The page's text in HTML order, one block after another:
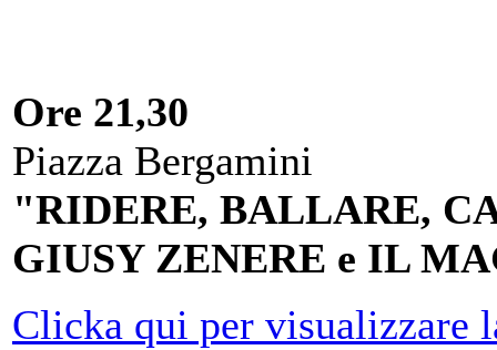
Ore 21,30
Piazza Bergamini
"RIDERE, BALLARE,
GIUSY ZENERE e IL
Clicka qui per visualizzare